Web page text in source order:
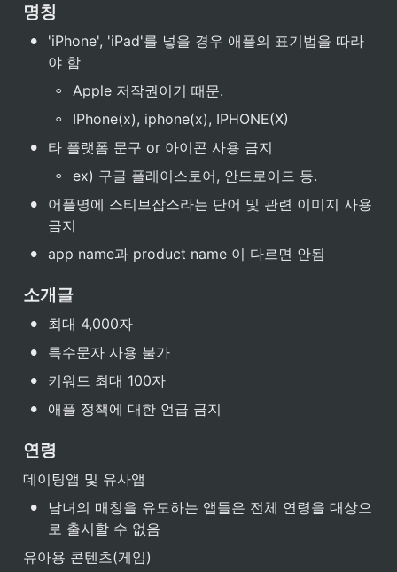
명칭
•
'iPhone', 'iPad'를 넣을 경우 애플의 표기법을 따라
야 함
◦ Apple 저작권이기 때문.
◦ IPhone(x), iphone(x), IPHONE(X)
• 타 플랫폼 문구 or 아이콘 사용 금지
◦ ex) 구글 플레이스토어, 안드로이드 등.
•
어플명에 스티브잡스라는 단어 및 관련 이미지 사용
금지
• app name과 product name 이 다르면 안됨
소개글
• 최대 4,000자
• 특수문자 사용 불가
• 키워드 최대 100자
• 애플 정책에 대한 언급 금지
연령
데이팅앱 및 유사앱
•
남녀의 매칭을 유도하는 앱들은 전체 연령을 대상으
로 출시할 수 없음
유아용 콘텐츠(게임)